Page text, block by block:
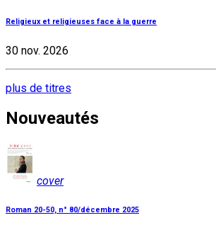
Religieux et religieuses face à la guerre
30 nov. 2026
plus de titres
Nouveautés
cover
Roman 20-50, n° 80/décembre 2025